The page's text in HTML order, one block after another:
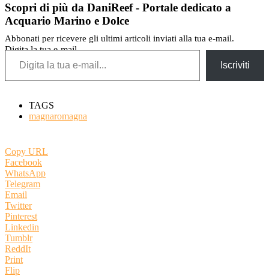
Scopri di più da DaniReef - Portale dedicato a
Acquario Marino e Dolce
Abbonati per ricevere gli ultimi articoli inviati alla tua e-mail.
Digita la tua e-mail...
Iscriviti
TAGS
magnaromagna
Copy URL
Facebook
WhatsApp
Telegram
Email
Twitter
Pinterest
Linkedin
Tumblr
ReddIt
Print
Flip